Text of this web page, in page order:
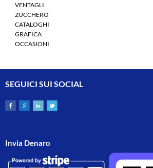
VENTAGLI
ZUCCHERO
CATALOGHI
GRAFICA
OCCASIONI
SEGUICI SUI SOCIAL
Invia Denaro